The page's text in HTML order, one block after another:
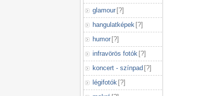
glamour [?]
hangulatképek [?]
humor [?]
infravörös fotók [?]
koncert - színpad [?]
légifotók [?]